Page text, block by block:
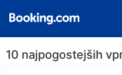
10 najpogostejših